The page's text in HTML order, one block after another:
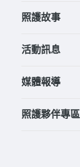
照護故事
活動訊息
媒體報導
照護夥伴專區